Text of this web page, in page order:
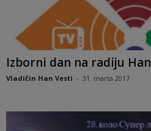
Izborni dan na radiju Han
Vladičin Han Vesti - 31. marta 2017.